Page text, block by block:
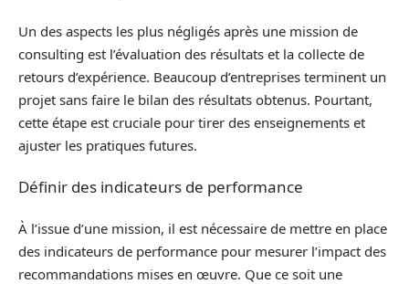
Un des aspects les plus négligés après une mission de
consulting est l’évaluation des résultats et la collecte de
retours d’expérience. Beaucoup d’entreprises terminent un
projet sans faire le bilan des résultats obtenus. Pourtant,
cette étape est cruciale pour tirer des enseignements et
ajuster les pratiques futures.
Définir des indicateurs de performance
À l’issue d’une mission, il est nécessaire de mettre en place
des indicateurs de performance pour mesurer l’impact des
recommandations mises en œuvre. Que ce soit une